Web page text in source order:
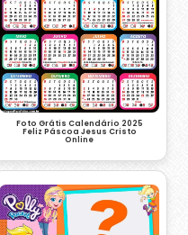
Foto Grátis Calendário 2025
Feliz Páscoa Jesus Cristo
Online